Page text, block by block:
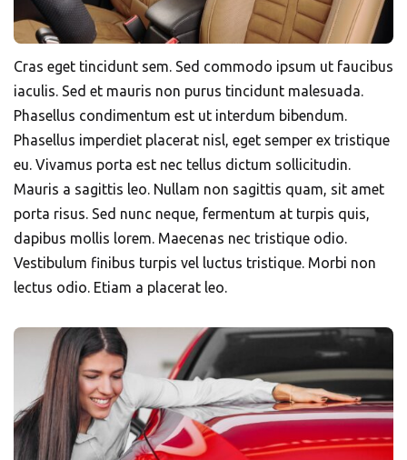
Cras eget tincidunt sem. Sed commodo ipsum ut faucibus
iaculis. Sed et mauris non purus tincidunt malesuada.
Phasellus condimentum est ut interdum bibendum.
Phasellus imperdiet placerat nisl, eget semper ex tristique
eu. Vivamus porta est nec tellus dictum sollicitudin.
Mauris a sagittis leo. Nullam non sagittis quam, sit amet
porta risus. Sed nunc neque, fermentum at turpis quis,
dapibus mollis lorem. Maecenas nec tristique odio.
Vestibulum finibus turpis vel luctus tristique. Morbi non
lectus odio. Etiam a placerat leo.